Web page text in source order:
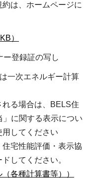
は、ホームページに
）
登録証の写し
一次エネルギー計算
る場合は、BELS住
に関する表示につい
してください
宅性能評価・表示協
してください。
各種計算書等））